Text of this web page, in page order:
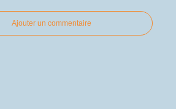
Ajouter un commentaire